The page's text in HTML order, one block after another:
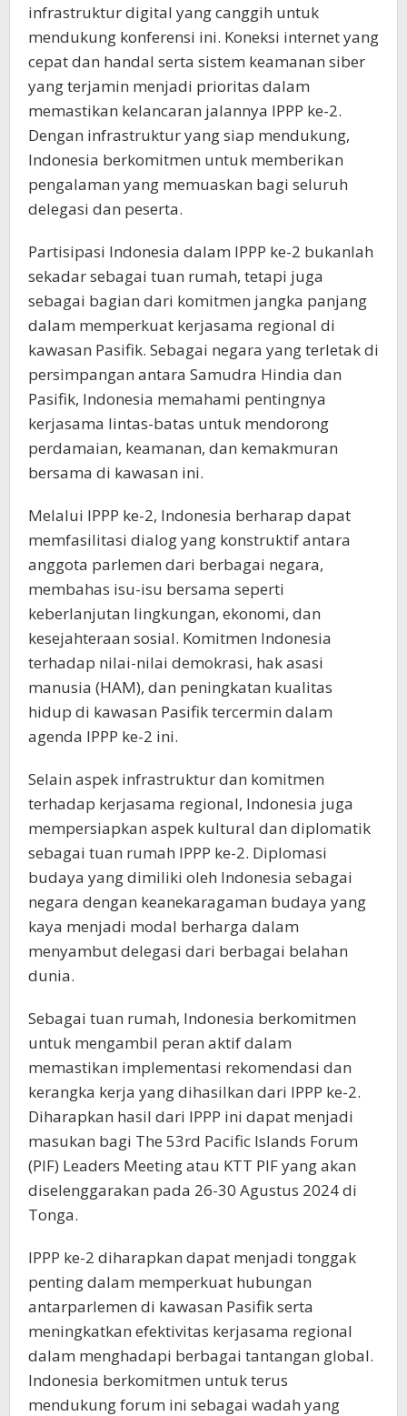
infrastruktur digital yang canggih untuk
mendukung konferensi ini. Koneksi internet yang
cepat dan handal serta sistem keamanan siber
yang terjamin menjadi prioritas dalam
memastikan kelancaran jalannya IPPP ke-2.
Dengan infrastruktur yang siap mendukung,
Indonesia berkomitmen untuk memberikan
pengalaman yang memuaskan bagi seluruh
delegasi dan peserta.
Partisipasi Indonesia dalam IPPP ke-2 bukanlah
sekadar sebagai tuan rumah, tetapi juga
sebagai bagian dari komitmen jangka panjang
dalam memperkuat kerjasama regional di
kawasan Pasifik. Sebagai negara yang terletak di
persimpangan antara Samudra Hindia dan
Pasifik, Indonesia memahami pentingnya
kerjasama lintas-batas untuk mendorong
perdamaian, keamanan, dan kemakmuran
bersama di kawasan ini.
Melalui IPPP ke-2, Indonesia berharap dapat
memfasilitasi dialog yang konstruktif antara
anggota parlemen dari berbagai negara,
membahas isu-isu bersama seperti
keberlanjutan lingkungan, ekonomi, dan
kesejahteraan sosial. Komitmen Indonesia
terhadap nilai-nilai demokrasi, hak asasi
manusia (HAM), dan peningkatan kualitas
hidup di kawasan Pasifik tercermin dalam
agenda IPPP ke-2 ini.
Selain aspek infrastruktur dan komitmen
terhadap kerjasama regional, Indonesia juga
mempersiapkan aspek kultural dan diplomatik
sebagai tuan rumah IPPP ke-2. Diplomasi
budaya yang dimiliki oleh Indonesia sebagai
negara dengan keanekaragaman budaya yang
kaya menjadi modal berharga dalam
menyambut delegasi dari berbagai belahan
dunia.
Sebagai tuan rumah, Indonesia berkomitmen
untuk mengambil peran aktif dalam
memastikan implementasi rekomendasi dan
kerangka kerja yang dihasilkan dari IPPP ke-2.
Diharapkan hasil dari IPPP ini dapat menjadi
masukan bagi The 53rd Pacific Islands Forum
(PIF) Leaders Meeting atau KTT PIF yang akan
diselenggarakan pada 26-30 Agustus 2024 di
Tonga.
IPPP ke-2 diharapkan dapat menjadi tonggak
penting dalam memperkuat hubungan
antarparlemen di kawasan Pasifik serta
meningkatkan efektivitas kerjasama regional
dalam menghadapi berbagai tantangan global.
Indonesia berkomitmen untuk terus
mendukung forum ini sebagai wadah yang